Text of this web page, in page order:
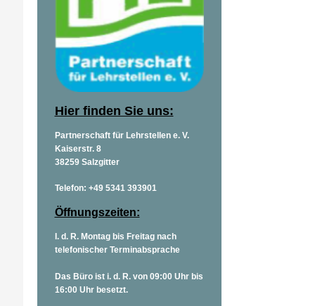
Hier finden Sie uns:
Partnerschaft für Lehrstellen e. V.
Kaiserstr. 8
38259 Salzgitter
Telefon: +49 5341 393901
Öffnungszeiten:
I. d. R. Montag bis Freitag nach
telefonischer Terminabsprache
Das Büro ist i. d. R. von 09:00 Uhr bis
16:00 Uhr besetzt.